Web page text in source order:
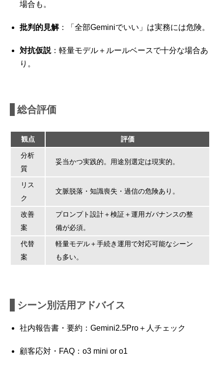
場合も。
批判的見解：「全部Geminiでいい」は実務には危険。
対抗仮説：軽量モデル＋ルールベースで十分な場合あ
り。
総合評価
観点 評価
分析
質
妥当かつ実践的。用途別選定は現実的。
リス
ク
文脈脱落・知識喪失・過信の危険あり。
改善
案
プロンプト設計＋検証＋運用ガバナンスの整
備が必須。
代替
案
軽量モデル＋手続き運用で対応可能なシーン
も多い。
シーン別活用アドバイス
社内報告書・要約：Gemini2.5Pro＋人チェック
顧客応対・FAQ：o3 mini or o1